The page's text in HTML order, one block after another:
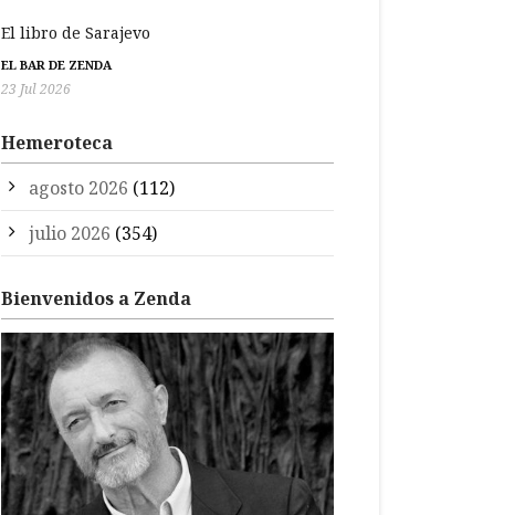
El libro de Sarajevo
EL BAR DE ZENDA
23 Jul 2026
Hemeroteca
agosto 2026 (112)
julio 2026 (354)
Bienvenidos a Zenda